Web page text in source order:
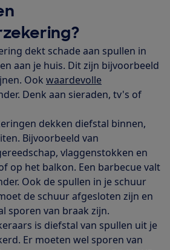
dekt schade aan spullen in
aan je huis. Dit zijn bijvoorbeeld
Ook waardevolle
Denk aan sieraden, tv's of
dekken diefstal binnen,
Bijvoorbeeld van
vlaggenstokken en
op het balkon. Een barbecue valt
Ook de spullen in je schuur
de schuur afgesloten zijn en
sporen van braak zijn.
is diefstal van spullen uit je
Er moeten wel sporen van